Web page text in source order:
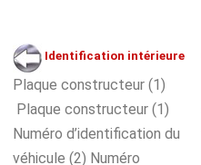
Identification intérieure
Plaque constructeur (1)
Plaque constructeur (1)
Numéro d’identification du
véhicule (2) Numéro